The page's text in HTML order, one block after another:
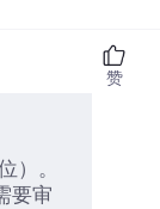
）。
要审
赞